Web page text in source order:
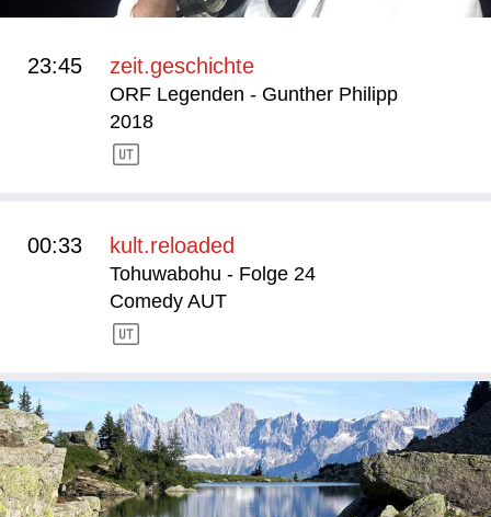
23:45 zeit.geschichte
ORF Legenden - Gunther Philipp
2018
00:33 kult.reloaded
Tohuwabohu - Folge 24
Comedy AUT